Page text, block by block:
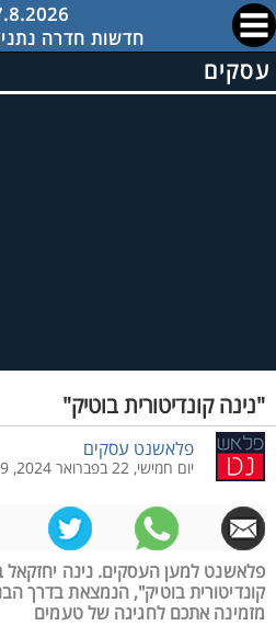
חדשות חדרה
עסקים
"נינה קונדיטורית בוטיק"
פלאשנט עסקים
יום חמישי, 22 בפברואר 2024, 10:09
פלאשנט למען העסקים. נינה יחזקאל
מזמינה אתכם לחגיגה של טעמים